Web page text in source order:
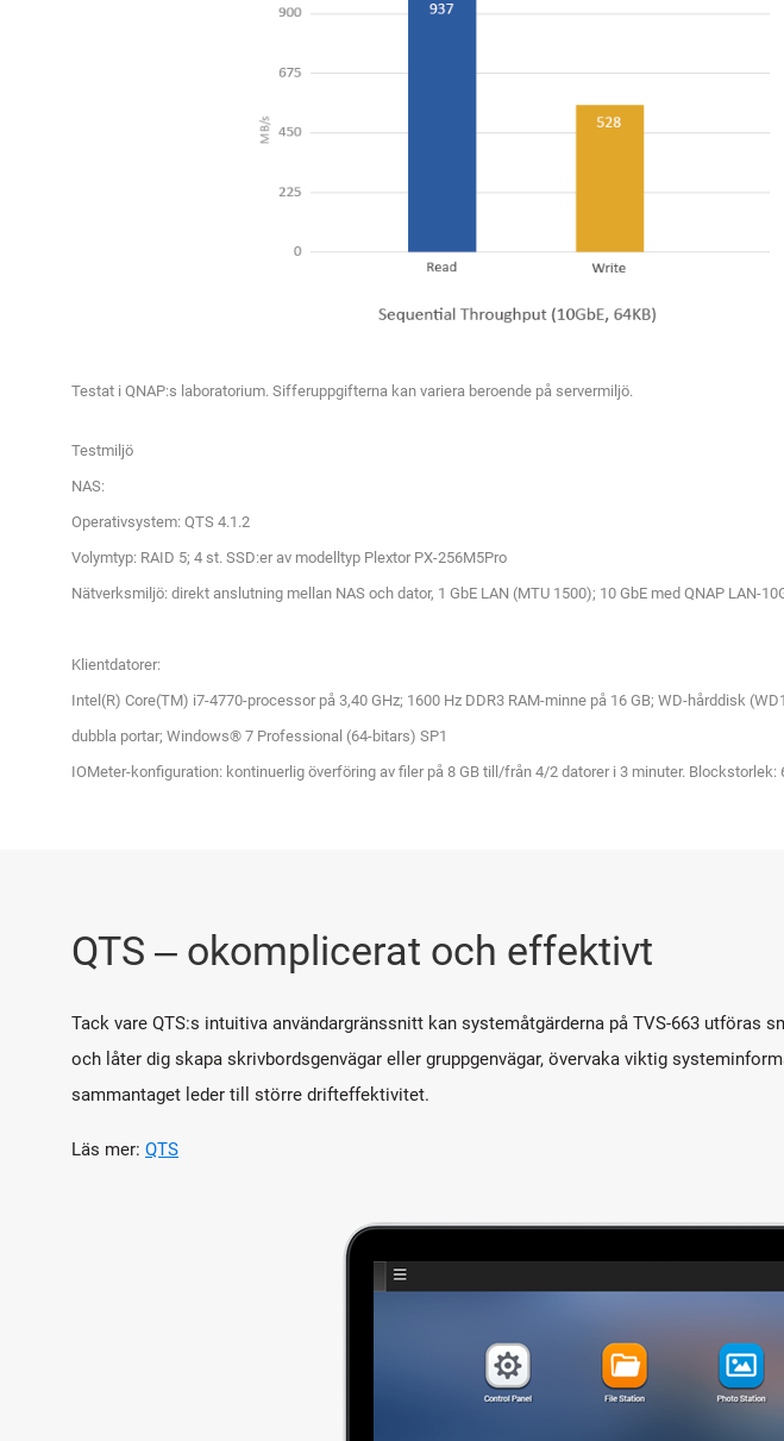
Testat i QNAP:s laboratorium. Sifferuppgifterna kan variera beroende på servermiljö.
Testmiljö
NAS:
Operativsystem: QTS 4.1.2
Volymtyp: RAID 5; 4 st. SSD:er av modelltyp Plextor PX-256M5Pro
Nätverksmiljö: direkt anslutning mellan NAS och dator, 1 GbE LAN (MTU 1500); 10 GbE med QNAP LAN-
Klientdatorer:
Intel(R) Core(TM) i7-4770-processor på 3,40 GHz; 1600 Hz DDR3 RAM-minne på 16 GB; WD-hårddisk
dubbla portar; Windows® 7 Professional (64-bitars) SP1
IOMeter-konfiguration: kontinuerlig överföring av filer på 8 GB till/från 4/2 datorer i 3 minuter. Blockstorlek:
QTS ‒ okomplicerat och effektivt
Tack vare QTS:s intuitiva användargränssnitt kan systemåtgärderna på TVS-663
och låter dig skapa skrivbordsgenvägar eller gruppgenvägar, övervaka viktig
sammantaget leder till större drifteffektivitet.
Läs mer: QTS